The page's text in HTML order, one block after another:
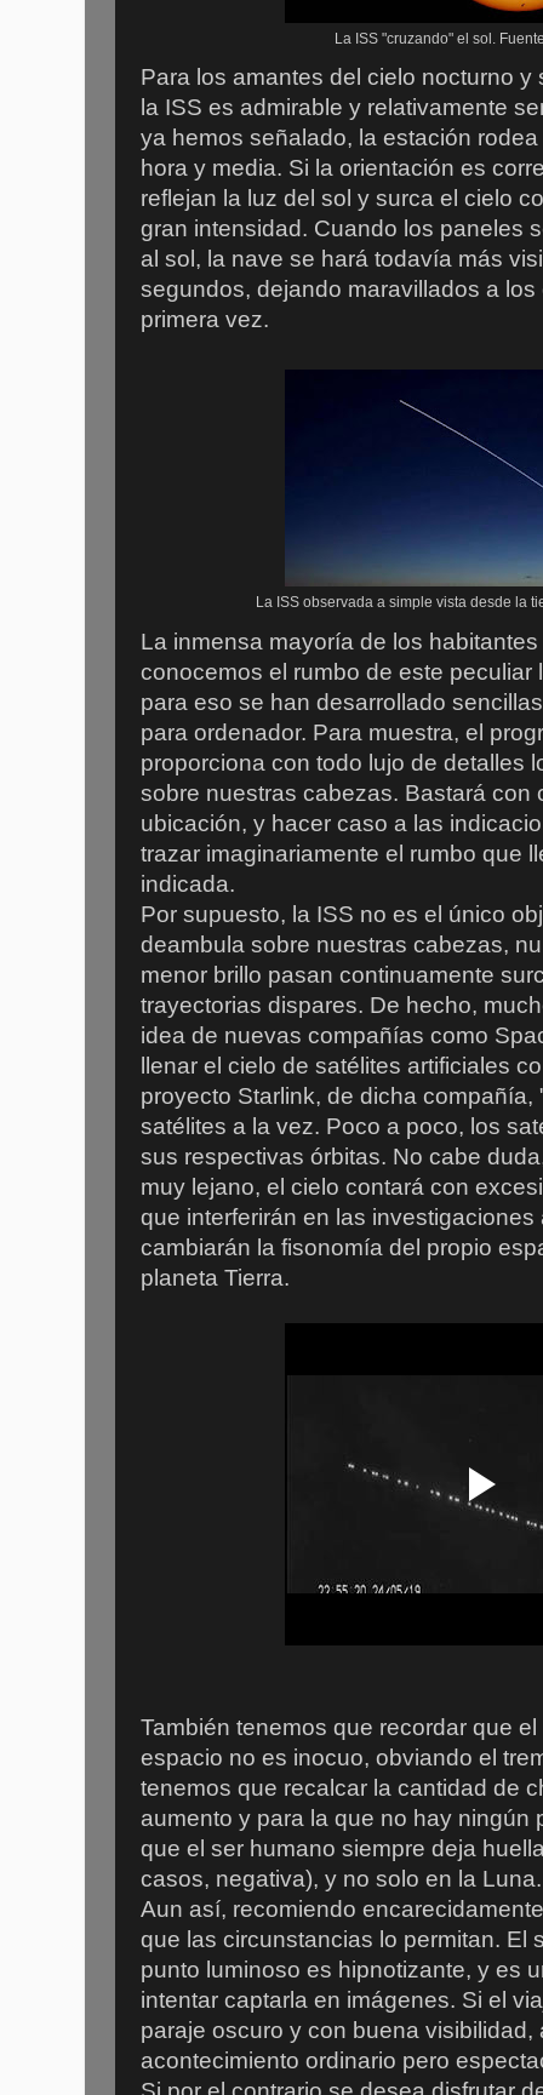
La ISS "cruzando" el sol.
Para los amantes del cielo nocturno
la ISS es admirable y relativamente
ya hemos señalado, la estación
hora y media. Si la orientación es
reflejan la luz del sol y surca el cielo
gran intensidad. Cuando los paneles
al sol, la nave se hará todavía más
segundos, dejando maravillados a
primera vez.
La ISS observada a simple vista desde la
La inmensa mayoría de los
conocemos el rumbo de este peculiar
para eso se han desarrollado
para ordenador. Para muestra, el
proporciona con todo lujo de detalles
sobre nuestras cabezas. Bastará con
ubicación, y hacer caso a las
trazar imaginariamente el rumbo que
indicada.
Por supuesto, la ISS no es el único
deambula sobre nuestras cabezas,
menor brillo pasan continuamente
trayectorias dispares. De hecho,
idea de nuevas compañías como
llenar el cielo de satélites artificiales
proyecto Starlink, de dicha
satélites a la vez. Poco a poco, los
sus respectivas órbitas. No cabe
muy lejano, el cielo contará con
que interferirán en las
cambiarán la fisonomía del propio
planeta Tierra.
También tenemos que recordar que
espacio no es inocuo, obviando el
tenemos que recalcar la cantidad de
aumento y para la que no hay ningún
que el ser humano siempre deja
casos, negativa), y no solo en la
Aun así, recomiendo
que las circunstancias lo permitan. El
punto luminoso es hipnotizante, y es
intentar captarla en imágenes. Si el
paraje oscuro y con buena visibilidad,
acontecimiento ordinario pero